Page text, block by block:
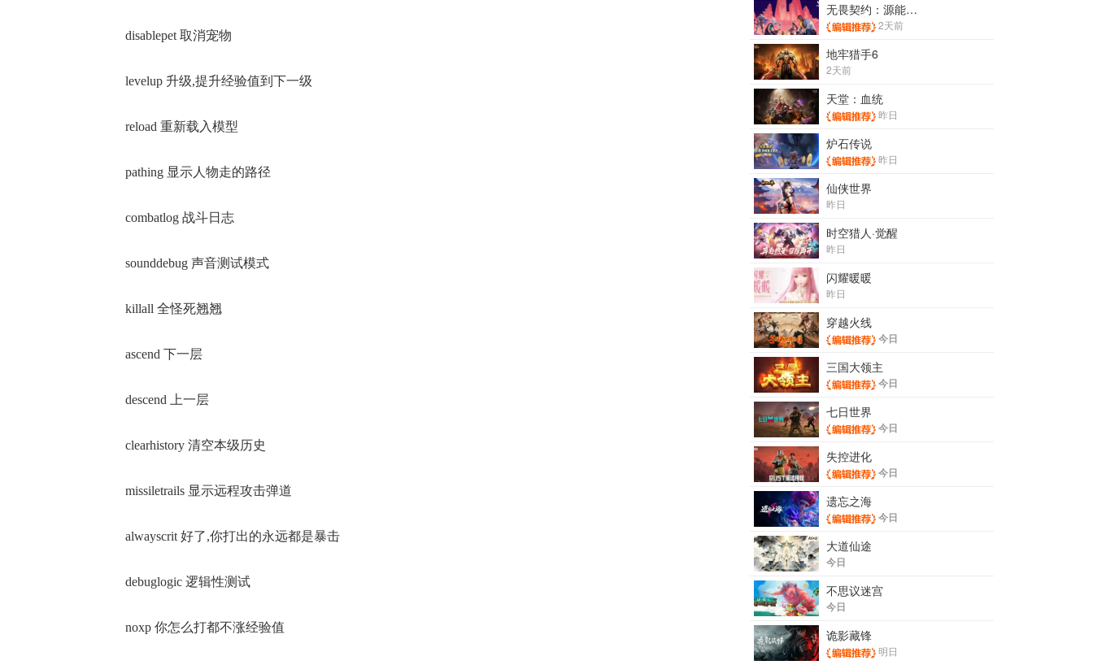
disablepet 取消宠物
levelup 升级,提升经验值到下一级
reload 重新载入模型
pathing 显示人物走的路径
combatlog 战斗日志
sounddebug 声音测试模式
killall 全怪死翘翘
ascend 下一层
descend 上一层
clearhistory 清空本级历史
missiletrails 显示远程攻击弹道
alwayscrit 好了,你打出的永远都是暴击
debuglogic 逻辑性测试
noxp 你怎么打都不涨经验值
无畏契约：源能行动
2天前
地牢猎手6
2天前
天堂：血统
昨日
炉石传说
昨日
仙侠世界
昨日
时空猎人·觉醒
昨日
闪耀暖暖
昨日
穿越火线
今日
三国大领主
今日
七日世界
今日
失控进化
今日
遗忘之海
今日
大道仙途
今日
不思议迷宫
今日
诡影藏锋
明日